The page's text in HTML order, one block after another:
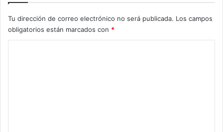
Tu dirección de correo electrónico no será publicada. Los campos
obligatorios están marcados con *